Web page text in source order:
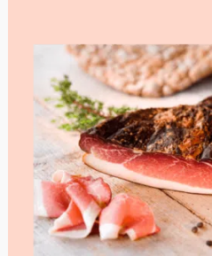
geeignet. Der
Mortadella alta qualità di
ursprüngliche Form der